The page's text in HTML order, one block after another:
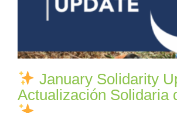
January Solidarity
Actualización Solidaria